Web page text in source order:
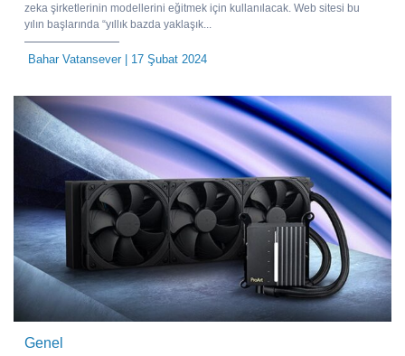
zeka şirketlerinin modellerini eğitmek için kullanılacak. Web sitesi bu
yılın başlarında “yıllık bazda yaklaşık...
Bahar Vatansever| 17 Şubat 2024
Genel